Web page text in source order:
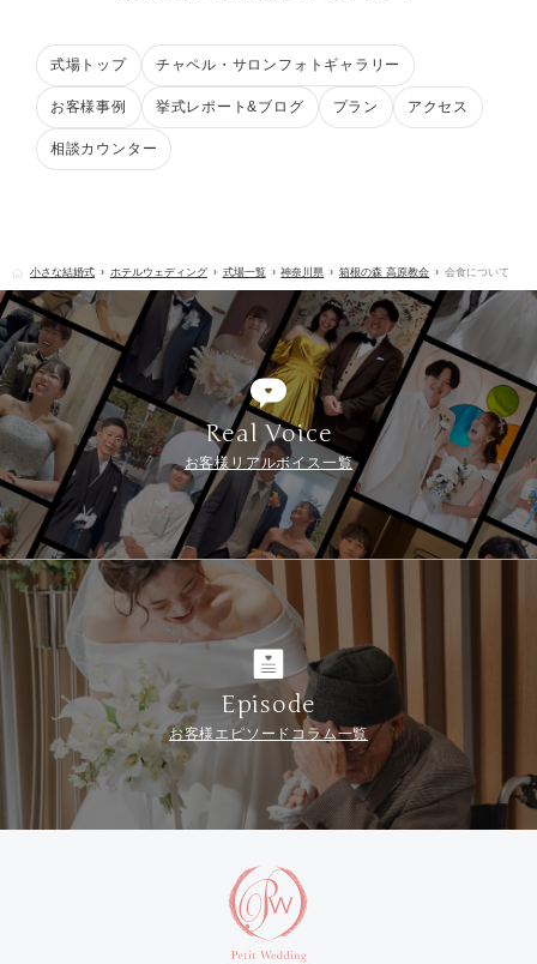
式場トップ チャペル・サロンフォトギャラリー
お客様事例 挙式レポート&ブログ プラン アクセス
相談カウンター
小さな結婚式 ホテルウェディング 式場一覧 神奈川県 箱根の森 高原教会 会食について
Real Voice
お客様リアルボイス一覧
Episode
お客様エピソードコラム一覧